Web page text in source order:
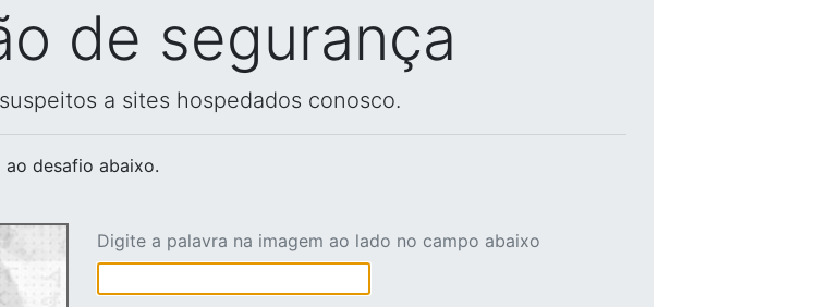
de segurança
a sites hospedados conosco.
ao desafio abaixo.
Digite a palavra na imagem ao lado no campo abaixo